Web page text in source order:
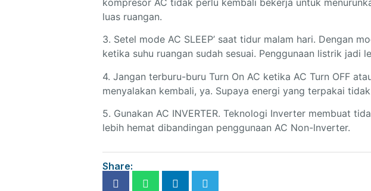
luas ruangan.
3. Setel mode AC SLEEP’ saat tidur malam hari. Dengan
ketika suhu ruangan sudah sesuai. Penggunaan listrik jadi
4. Jangan terburu-buru Turn On AC ketika AC Turn OFF
menyalakan kembali, ya. Supaya energi yang terpakai
5. Gunakan AC INVERTER. Teknologi Inverter membuat
lebih hemat dibandingan penggunaan AC Non-lnverter.
Share: